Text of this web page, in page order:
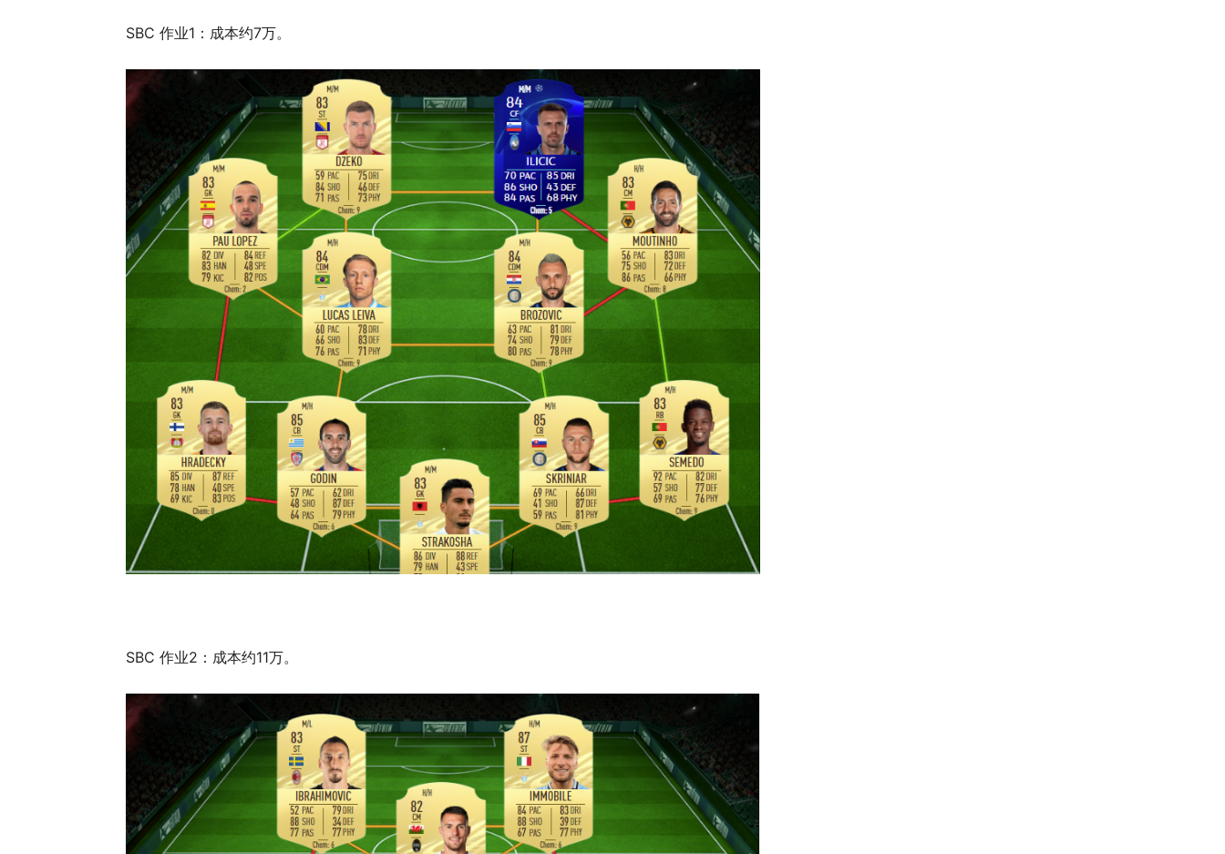
SBC 作业1：成本约7万。
SBC 作业2：成本约11万。